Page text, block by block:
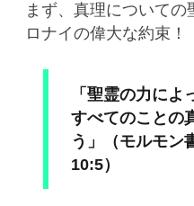
まず、真理について
ロナイの偉大な約束！
「聖霊の​力に​
すべて​の​こと​の​
う」（モルモン
10:5）